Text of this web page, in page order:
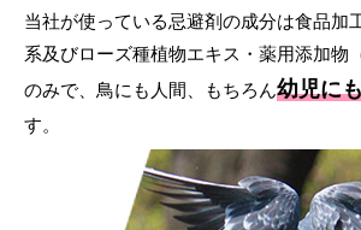
当社が使っている忌避剤の成分は食品加
系及びローズ種植物エキス・薬用添加物
のみで、鳥にも人間、もちろん幼児に
す。